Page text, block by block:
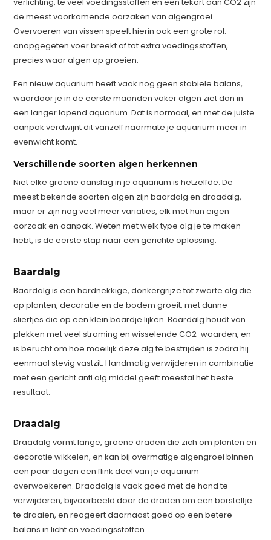
de meest voorkomende oorzaken van algengroei.
Overvoeren van vissen speelt hierin ook een grote rol:
onopgegeten voer breekt af tot extra voedingsstoffen,
precies waar algen op groeien.
Een nieuw aquarium heeft vaak nog geen stabiele balans,
waardoor je in de eerste maanden vaker algen ziet dan in
een langer lopend aquarium. Dat is normaal, en met de juiste
aanpak verdwijnt dit vanzelf naarmate je aquarium meer in
evenwicht komt.
Verschillende soorten algen herkennen
Niet elke groene aanslag in je aquarium is hetzelfde. De
meest bekende soorten algen zijn baardalg en draadalg,
maar er zijn nog veel meer variaties, elk met hun eigen
oorzaak en aanpak. Weten met welk type alg je te maken
hebt, is de eerste stap naar een gerichte oplossing.
Baardalg
Baardalg is een hardnekkige, donkergrijze tot zwarte alg die
op planten, decoratie en de bodem groeit, met dunne
sliertjes die op een klein baardje lijken. Baardalg houdt van
plekken met veel stroming en wisselende CO2-waarden, en
is berucht om hoe moeilijk deze alg te bestrijden is zodra hij
eenmaal stevig vastzit. Handmatig verwijderen in combinatie
met een gericht anti alg middel geeft meestal het beste
resultaat.
Draadalg
Draadalg vormt lange, groene draden die zich om planten en
decoratie wikkelen, en kan bij overmatige algengroei binnen
een paar dagen een flink deel van je aquarium
overwoekeren. Draadalg is vaak goed met de hand te
verwijderen, bijvoorbeeld door de draden om een borsteltje
te draaien, en reageert daarnaast goed op een betere
balans in licht en voedingsstoffen.